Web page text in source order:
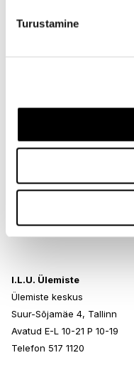
Turustamine
Telefon 517 1040
Paldiski mnt 102, Tallinn
Telefon 517 0401
I.L.U. Ülemiste
Ülemiste keskus
Suur-Sõjamäe 4, Tallinn
Avatud E-L 10-21 P 10-19
Telefon 517 1120